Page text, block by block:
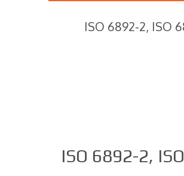
ISO 6892-2, ISO
ISO 6892-2,